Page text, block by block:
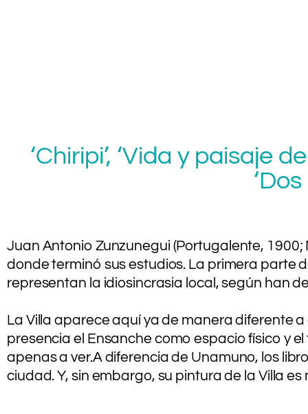
‘Chiripi’, ‘Vida y paisaje
Juan Antonio Zunzunegui (Portugalente,
donde terminó sus estudios. La primera parte
representan la idiosincrasia local, según han
La Villa aparece aquí ya de manera diferente
presencia el Ensanche como espacio físico y
apenas a ver.A diferencia de Unamuno, los
ciudad. Y, sin embargo, su pintura de la Villa es